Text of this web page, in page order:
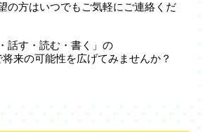
の方はいつでもご気軽にご連絡くだ
話す・読む・書く」の
来の可能性を広げてみませんか？